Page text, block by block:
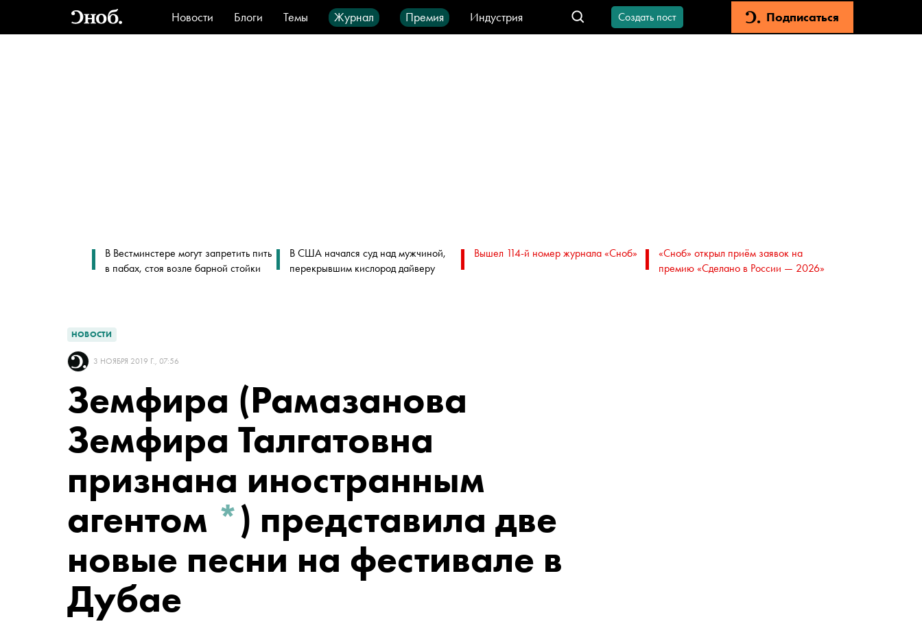
Новости Блоги Темы Журнал Премия
Индустрия
Стиль
Видео Город IT-продукты
Создать пост Подписаться
В Вестминстере могут запретить пить
в пабах, стоя возле барной стойки
В США начался суд над мужчиной,
перекрывшим кислород дайверу
Вышел 114-й номер журнала «Сноб»
«Сноб» открыл приём заявок на
премию «Сделано в России — 2026»
НОВОСТИ
3 НОЯБРЯ 2019 Г., 07:56
Земфира (Рамазанова
Земфира Талгатовна
признана иностранным
агентом *) представила две
новые песни на фестивале в
Дубае